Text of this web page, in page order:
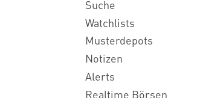
Suche
Watchlists
Musterdepots
Notizen
Alerts
Realtime Börsen